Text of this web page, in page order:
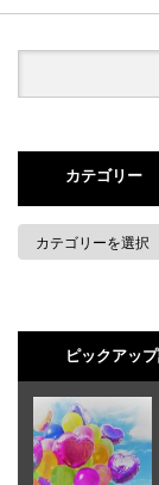
カテゴリー
ピックアッ